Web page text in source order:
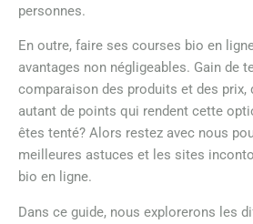
personnes.
En outre, faire ses courses bio en
avantages non négligeables. Gain de
comparaison des produits et des prix,
autant de points qui rendent cette
êtes tenté? Alors restez avec nous
meilleures astuces et les sites
bio en ligne.
Dans ce guide, nous explorerons les